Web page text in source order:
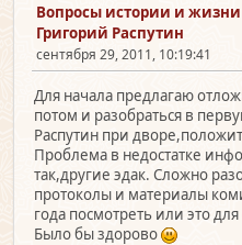
Вопросы истории и
Григорий Распутин
сентября 29, 2011, 10:19:41
Для начала предлагаю
потом и разобраться в
Распутин при
Проблема в недостатке
так,другие эдак. Сложно
протоколы и материалы
года посмотреть или это
Было бы здорово